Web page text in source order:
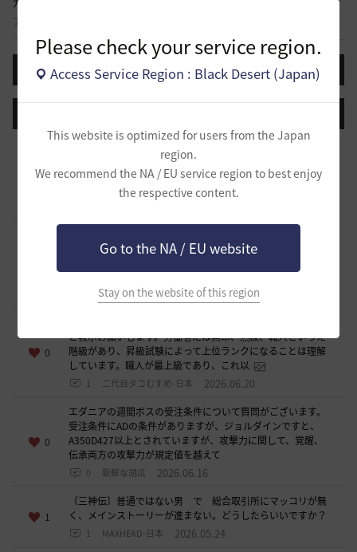
Please check your service region.
Access Service Region : Black Desert (Japan)
This website is optimized for users from the Japan
region.
We recommend the NA / EU service region to best enjoy
the respective content.
Go to the NA / EU website
Stay on the website of this region
で
ま
す
す
ぐ
に
ロ
イ
ン
ー
ジ
移
動
し
ま
す
か
?
アドバイスが必要な場合は、知識のオアシスを訪ねてみましょう。
質問する
0
エダニアの青い光の柱が出てる箱があるみたいですが、『す
べての力に近づき、吸収してください』と言われるクエス
ト？をクリア出来た方はいませんか？まだまだ情報が少ない
ので、ウサで挑戦した場合、どうすればいけ
むすてぃ-日本
ったら誰か56したようですアカネ？迷惑プレイヤーだったの
か？
ヤー-日本 2026.07.03
0
ご教示お願いします。労働者には無印、熟練、職人といった
階級があり、昇級試験によって上位ランクになることは理解
しています。職人が最上級であり、これ以
1 二代目タコむすめ-日本 2026.06.20
0
エダニアの週間ボスの受注条件について質問がございます。
受注条件にADの条件がありますが、ジョルダインですと、
A350D427以上とされていますが、攻撃力に関して、覚醒、
伝承両方の攻撃力が規定値を越えて
0 新鮮な胡瓜 2026.06.16
1
〔三神伝〕普通ではない男 で 総合取引所にマッコリが無
く、メインストーリーが進まない。どうしたらいいですか？
1 MAXHEAD-日本 2026.05.24